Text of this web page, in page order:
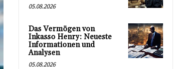
05.08.2026
Das Vermögen von
Inkasso Henry: Neueste
Informationen und
Analysen
05.08.2026